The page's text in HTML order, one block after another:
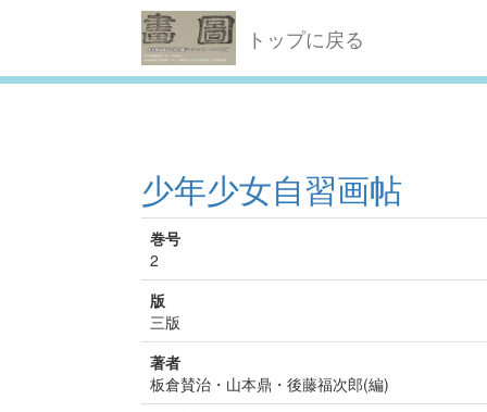
トップに戻る
少年少女自習画帖
巻号
2
版
三版
著者
板倉賛治・山本鼎・後藤福次郎(編)